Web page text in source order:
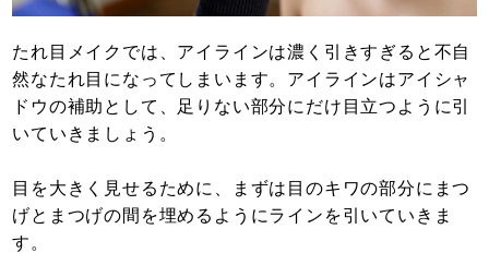
たれ目メイクでは、アイラインは濃く引きすぎると不自
然なたれ目になってしまいます。アイラインはアイシャ
ドウの補助として、足りない部分にだけ目立つように引
いていきましょう。
目を大きく見せるために、まずは目のキワの部分にまつ
げとまつげの間を埋めるようにラインを引いていきま
す。